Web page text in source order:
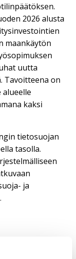
2026 alusta
maankäytön
uutta
Tavoitteena on
alueelle
kaksi
tietosuojan
tasolla.
ja
kokouksia